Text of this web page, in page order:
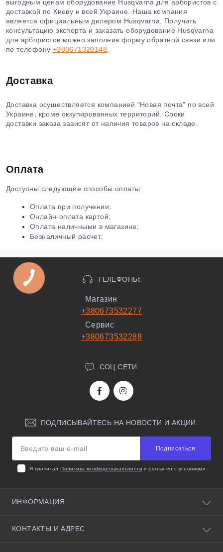
выгодным ценам оборудование Husqvarna для арбористов с
доставкой по Киеву и всей Украине. Наша компания
является официальным дилером Husqvarna. Получить
консультацию эксперта и заказать оборудование Husqvarna
для арбористов можно заполнив форму обратной связи или
по телефону +380671320148
Доставка
Доставка осуществляется компанией "Новая почта" по всей
Украине, кроме оккупированных территорий. Сроки
доставки заказа зависят от наличия товаров на складе.
Оплата
Доступны следующие способы оплаты:
Оплата при получении;
Онлайн-оплата картой;
Оплата наличными в магазине;
Безналичный расчет.
ТЕЛЕФОНЫ:
Магазин
+380673532277
Сервис
+380673532288
СОЦ СЕТИ:
ПОДПИСЫВАЙТЕСЬ НА НОВОСТИ И АКЦИИ:
Подписаться
Я прочиталПолитика конфиденциальности и согласен с условиями
ИНФОРМАЦИЯ
Полезные советы
КОНТАКТЫ И АДРЕС